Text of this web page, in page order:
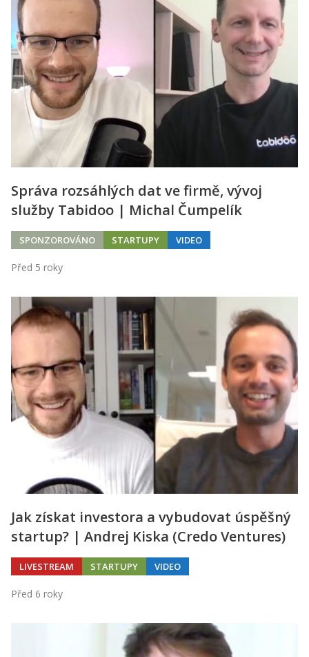
Správa rozsáhlých dat ve firmě, vývoj
služby Tabidoo | Michal Čumpelík
SPONZOROVÁNO STARTUPY VIDEO
Před 5 roky
Jak získat investora a vybudovat úspěšný
startup? | Andrej Kiska (Credo Ventures)
LIVESTREAM STARTUPY VIDEO
Před 6 roky